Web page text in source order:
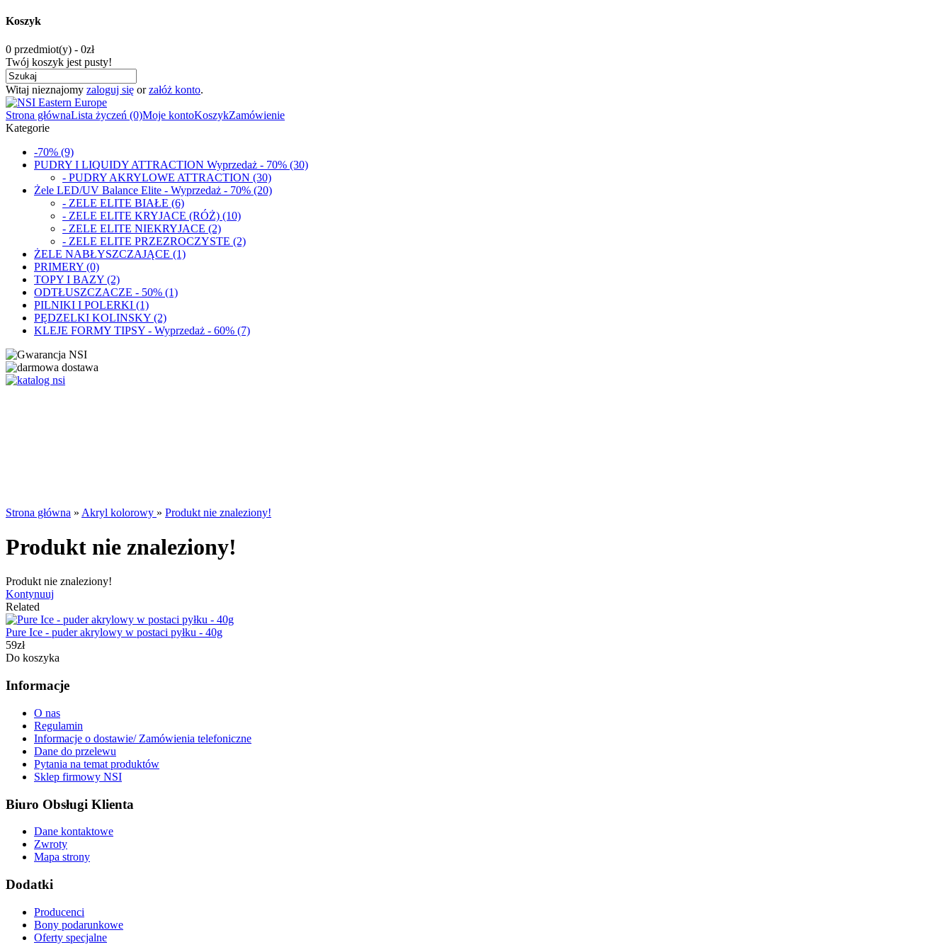
Koszyk
0 przedmiot(y) - 0zł
Twój koszyk jest pusty!
Witaj nieznajomy zaloguj się orzałóż konto.
Strona głównaLista życzeń (0)Moje kontoKoszykZamówienie
Kategorie
-70% (9)
PUDRY I LIQUIDY ATTRACTION Wyprzedaż - 70% (30)
- PUDRY AKRYLOWE ATTRACTION (30)
Żele LED/UV Balance Elite - Wyprzedaż - 70% (20)
- ZELE ELITE BIAŁE (6)
- ZELE ELITE KRYJACE (RÓŻ) (10)
- ZELE ELITE NIEKRYJACE (2)
- ZELE ELITE PRZEZROCZYSTE (2)
ŻELE NABŁYSZCZAJĄCE (1)
PRIMERY (0)
TOPY I BAZY (2)
ODTŁUSZCZACZE - 50% (1)
PILNIKI I POLERKI (1)
PĘDZELKI KOLINSKY (2)
KLEJE FORMY TIPSY - Wyprzedaż - 60% (7)
Strona główna » Akryl kolorowy » Produkt nie znaleziony!
Produkt nie znaleziony!
Produkt nie znaleziony!
Kontynuuj
Related
Pure Ice - puder akrylowy w postaci pyłku - 40g
59zł
Do koszyka
Informacje
O nas
Regulamin
Informacje o dostawie/ Zamówienia telefoniczne
Dane do przelewu
Pytania na temat produktów
Sklep firmowy NSI
Biuro Obsługi Klienta
Dane kontaktowe
Zwroty
Mapa strony
Dodatki
Producenci
Bony podarunkowe
Oferty specjalne